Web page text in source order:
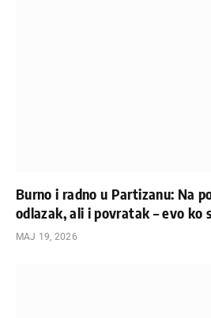
Burno i radno u Partizanu: Na
odlazak, ali i povratak – evo ko
МАЈ 19, 2026